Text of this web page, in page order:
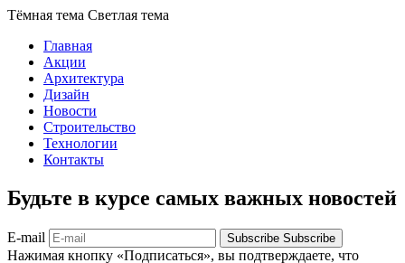
Тёмная тема Светлая тема
Главная
Акции
Архитектура
Дизайн
Новости
Строительство
Технологии
Контакты
Будьте в курсе самых важных новостей
E-mail Subscribe Subscribe
Нажимая кнопку «Подписаться», вы подтверждаете, что